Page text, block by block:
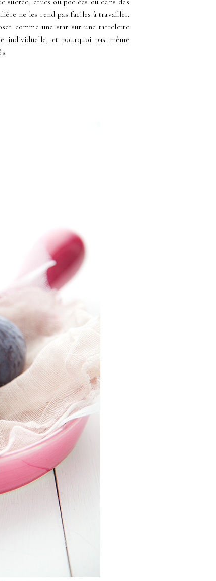
ne les rend pas faciles à travailler.
comme une star sur une tartelette
individuelle, et pourquoi pas même